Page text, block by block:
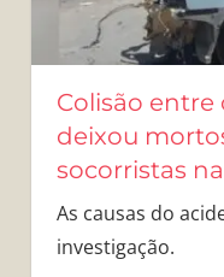
Colisão
deixou
socorristas
As causas do
investigação.